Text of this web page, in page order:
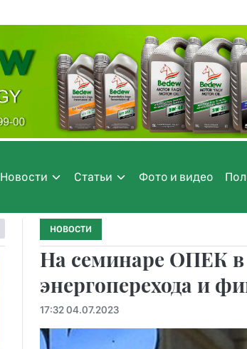
Новости Статьи Фото и видео
НОВОСТИ
На семинаре ОПЕК в
энергоперехода и
17:32 04.07.2023